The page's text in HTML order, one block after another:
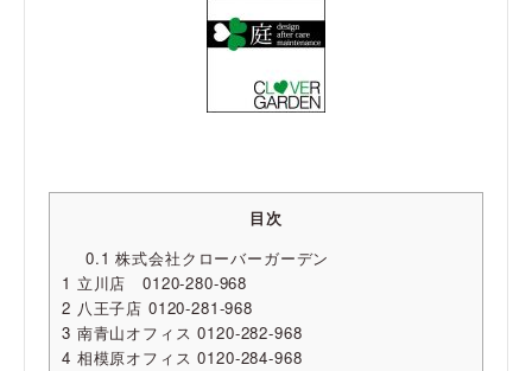
目次
0.1 株式会社クローバーガーデン
1 立川店 0120-280-968
2 八王子店 0120-281-968
3 南青山オフィス 0120-282-968
4 相模原オフィス 0120-284-968